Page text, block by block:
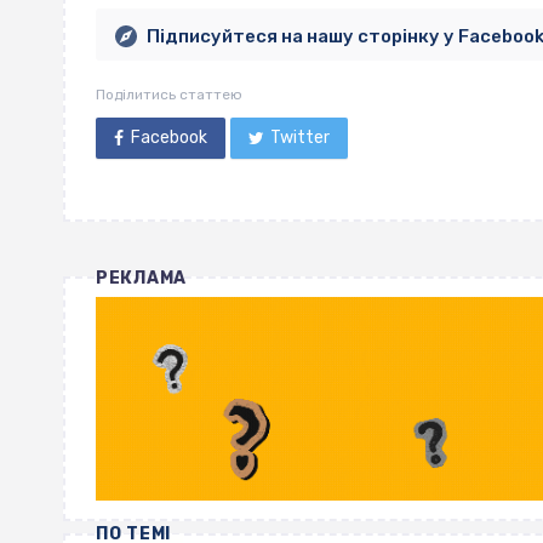
Підписуйтеся на нашу сторінку у Facebook
Поділитись статтею
Facebook Twitter
РЕКЛАМА
ПО ТЕМІ